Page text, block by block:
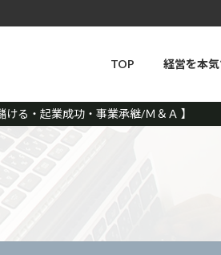
TOP 経営を本
る・起業成功・事業承継/Ｍ＆Ａ 】